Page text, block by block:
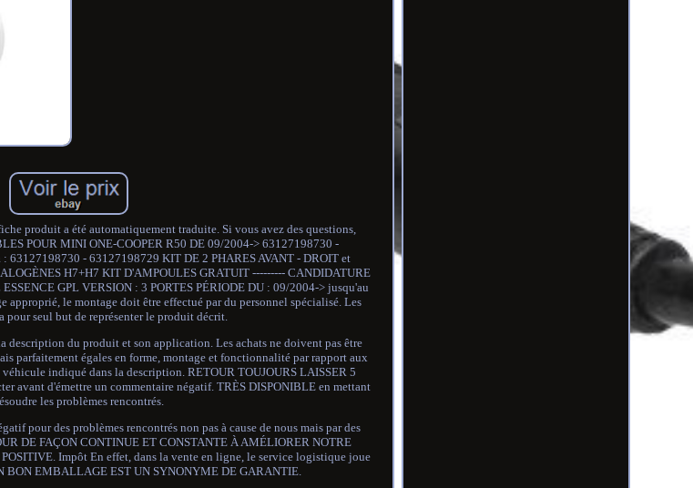
produit a été automatiquement traduite. Si vous avez des questions,
POUR MINI ONE-COOPER R50 DE 09/2004-> 63127198730 -
- 63127198729 KIT DE 2 PHARES AVANT - DROIT et
H7+H7 KIT D'AMPOULES GRATUIT --------- CANDIDATURE
GPL VERSION : 3 PORTES PÉRIODE DU : 09/2004-> jusqu'au
le montage doit être effectué par du personnel spécialisé. Les
seul but de représenter le produit décrit.
description du produit et son application. Les achats ne doivent pas être
parfaitement égales en forme, montage et fonctionnalité par rapport aux
indiqué dans la description. RETOUR TOUJOURS LAISSER 5
avant d'émettre un commentaire négatif. TRÈS DISPONIBLE en mettant
les problèmes rencontrés.
pour des problèmes rencontrés non pas à cause de nous mais par des
DE FAÇON CONTINUE ET CONSTANTE À AMÉLIORER NOTRE
Impôt En effet, dans la vente en ligne, le service logistique joue
BON EMBALLAGE EST UN SYNONYME DE GARANTIE.